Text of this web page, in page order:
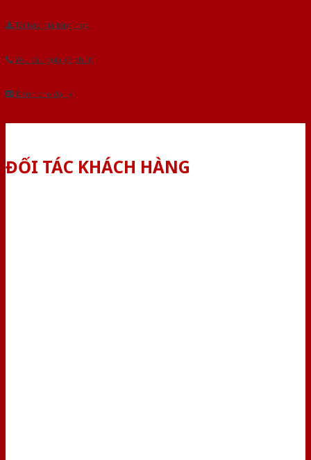
Tải báo giá tổng hợp
Yêu cầu gọi lại (3 phút)
Dành cho đại lý
ĐỐI TÁC KHÁCH HÀNG